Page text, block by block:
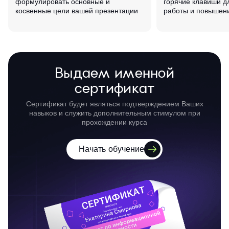
косвенные цели вашей презентации
работы и
Выдаем именной
сертификат
Сертификат будет являться подтверждением Ваших
навыков и служить дополнительным стимулом при
прохождении курса
Начать обучение